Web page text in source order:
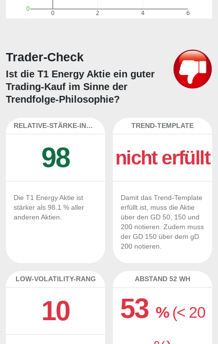
0 2 4 6
0
Trader-Check
Ist die T1 Energy Aktie ein guter
Trading-Kauf im Sinne der
Trendfolge-Philosophie?
RELATIVE-STÄRKE-INDEX
98
Die T1 Energy Aktie ist
stärker als 98.1 % aller
anderen Aktien.
TREND-TEMPLATE
nicht erfüllt
Damit das Trend-Template
erfüllt ist, muss die Aktie
über den GD 50, 150 und
200 notieren. Zudem muss
der GD 150 über dem gD
200 notieren.
LOW-VOLATILITY-RANG
10
ABSTAND 52 WH
53% (< 20